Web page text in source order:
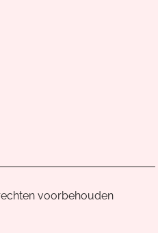
Cvandaag
van
voorbehouden